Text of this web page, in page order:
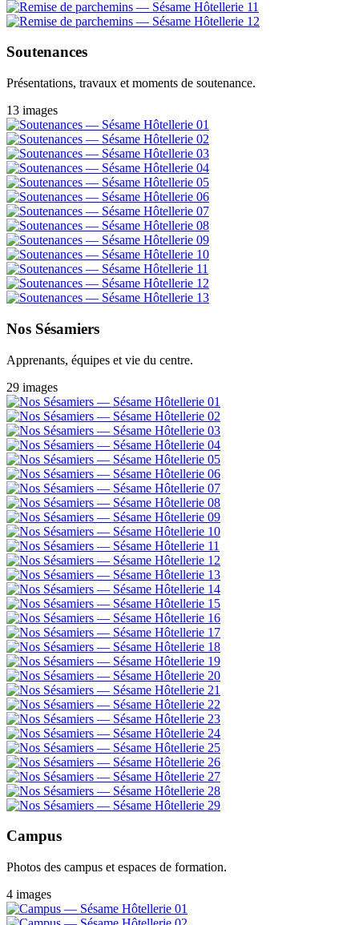
Soutenances
Présentations, travaux et moments de soutenance.
13 images
Nos Sésamiers
Apprenants, équipes et vie du centre.
29 images
Campus
Photos des campus et espaces de formation.
4 images